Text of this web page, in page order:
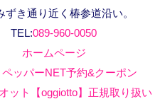
ずき通り近く椿参道沿い。
TEL:089-960-0050
ホームページ
ペッパーNET予約&クーポン
ット【oggiotto】正規取り扱い